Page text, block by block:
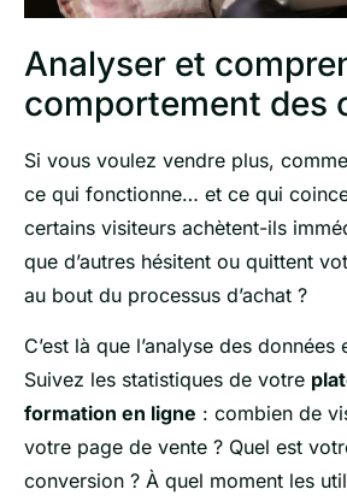
Analyser et
comportement des
Si vous voulez vendre plus,
ce qui fonctionne… et ce qui
certains visiteurs achètent-ils
que d’autres hésitent ou quittent
au bout du processus d’achat ?
C’est là que l’analyse des données
Suivez les statistiques de votre
formation en ligne : combien de
votre page de vente ? Quel est
conversion ? À quel moment les